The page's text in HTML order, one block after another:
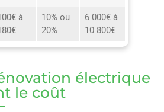
à
10% ou
20%
6 000€ à
10 800€
électrique
le coût